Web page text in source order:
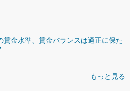
金水準、賃金バランスは適正に保た
もっと見る